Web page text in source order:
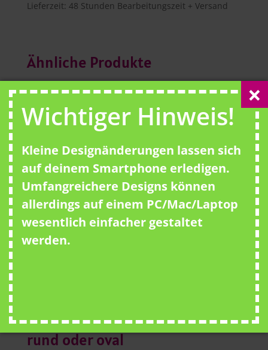
Lieferzeit: 48 Stunden Bearbeitungszeit + Versand
Ähnliche Produkte
PVC Aufkleber selbst gestalten,
rund oder oval
Wichtiger Hinweis!
Kleine Designänderungen lassen sich
auf deinem Smartphone erledigen.
Umfangreichere Designs können
allerdings auf einem PC/Mac/Laptop
wesentlich einfacher gestaltet
werden.